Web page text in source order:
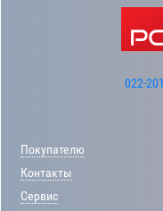
022-
Покупателю
Контакты
Сервис